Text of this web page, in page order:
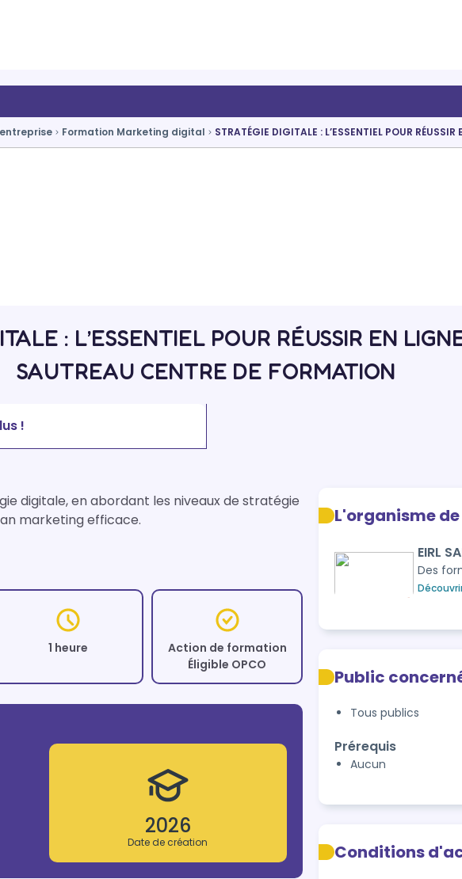
Formation Marketing digital STRATÉGIE DIGITALE : L’ESSENTIEL POUR RÉUSSIR
: L’ESSENTIEL POUR RÉUSSIR EN
SAUTREAU CENTRE DE FORMATION
!
digitale, en abordant les niveaux de stratégie
marketing efficace.
1 heure
Action de formation
Éligible OPCO
2026
Date de création
L'organisme
EIRL
Des
Découvrir
Public
Tous publics
Prérequis
Aucun
Conditions